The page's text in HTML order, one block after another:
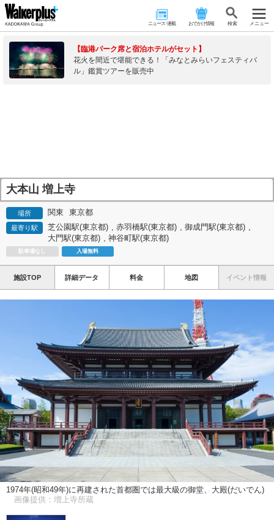
ニュース･連載 おでかけ情報 検 索 メニュー
【臨港パーク席と宿泊ホテルがセット】
花火を間近で堪能できる！「みなとみらいフェスティバ
ル」鑑賞ツアーを販売中
大本山 増上寺
場所 関東 東京都
最寄り駅 芝公園駅(東京都) , 赤羽橋駅(東京都) , 御成門駅(東京都) ,
大門駅(東京都) , 神谷町駅(東京都)
駐車場なし 入場無料
施設TOP 詳細データ 料金 地図 イベント情報
1974年(昭和49年)に再建された首都圏では最大級の御堂、大殿(だいでん)
画像提供：増上寺所蔵